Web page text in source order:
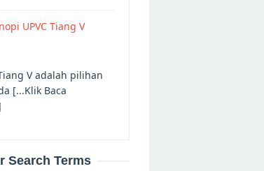
UPVC Tiang V
V adalah pilihan
[...Klik Baca
Search Terms